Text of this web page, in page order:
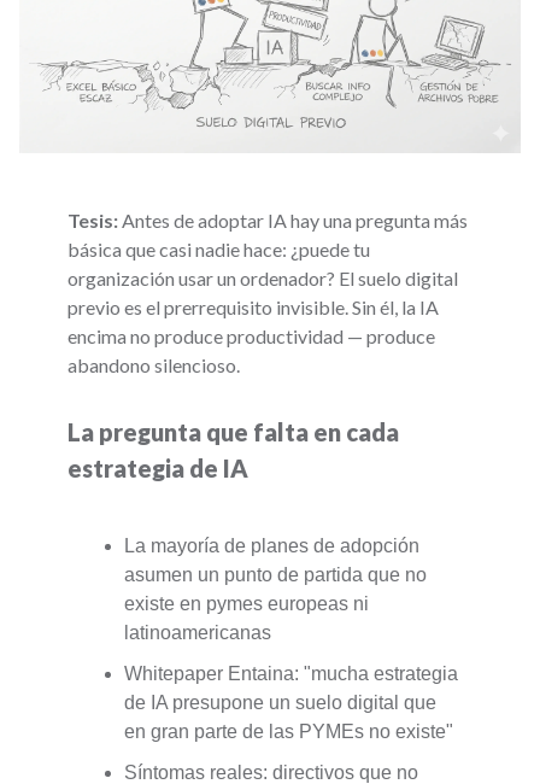
Tesis:Antes de adoptar IA hay una pregunta más
básica que casi nadie hace: ¿puede tu
organización usar un ordenador? El suelo digital
previo es el prerrequisito invisible. Sin él, la IA
encima no produce productividad — produce
abandono silencioso.
La pregunta que falta en cada
estrategia de IA
La mayoría de planes de adopción
asumen un punto de partida que no
existe en pymes europeas ni
latinoamericanas
Whitepaper Entaina: "mucha estrategia
de IA presupone un suelo digital que
en gran parte de las PYMEs no existe"
Síntomas reales: directivos que no